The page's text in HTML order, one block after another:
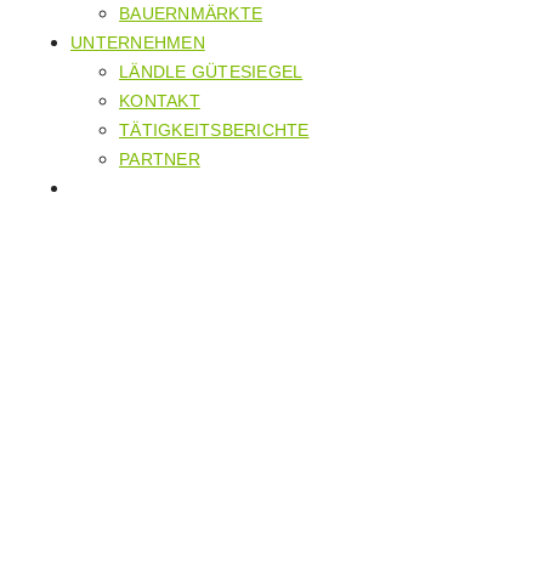
BAUERNMÄRKTE
UNTERNEHMEN
LÄNDLE GÜTESIEGEL
KONTAKT
TÄTIGKEITSBERICHTE
PARTNER